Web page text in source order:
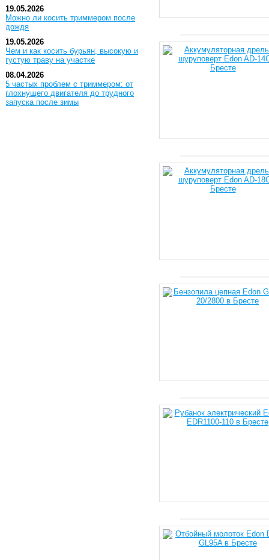
19.05.2026
Можно ли косить триммером после
дождя
19.05.2026
Чем и как косить бурьян, высокую и
густую траву на участке
08.04.2026
5 частых проблем с триммером: от
глохнущего двигателя до трудного
запуска после зимы